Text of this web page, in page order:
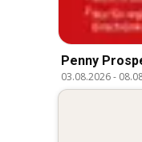
Penny
03.08.2026-